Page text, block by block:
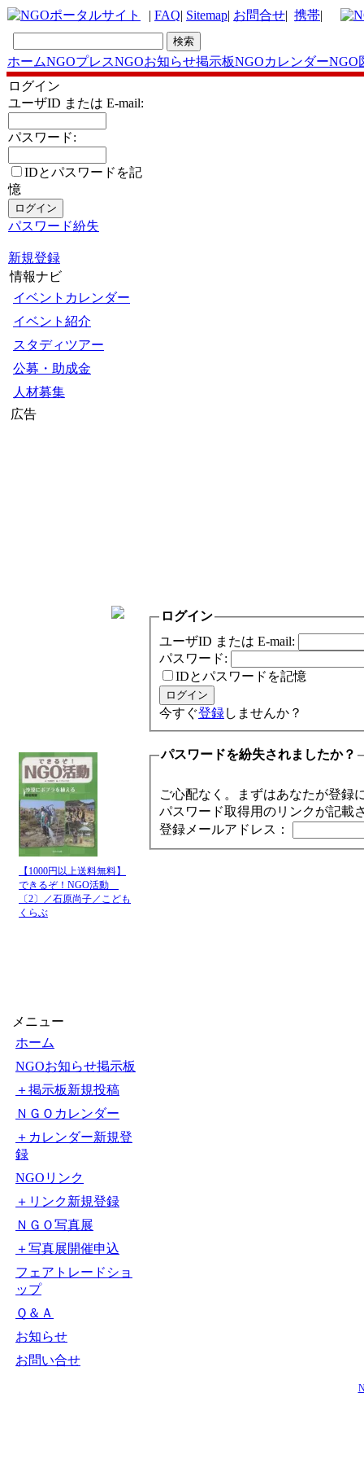
| FAQ| Sitemap| お問合せ| 携帯|
ホームNGOプレスNGOお知らせ掲示板NGOカレンダーNGO
ログイン
ユーザID または E-mail:
パスワード:
IDとパスワードを記
憶
パスワード紛失
新規登録
情報ナビ
イベントカレンダー
イベント紹介
スタディツアー
公募・助成金
人材募集
広告
【1000円以上送料無料】
できるぞ！NGO活動
〔2〕／石原尚子／こども
くらぶ
メニュー
ホーム
NGOお知らせ掲示板
＋掲示板新規投稿
ＮＧＯカレンダー
＋カレンダー新規登
録
NGOリンク
＋リンク新規登録
ＮＧＯ写真展
＋写真展開催申込
フェアトレードショ
ップ
Ｑ＆Ａ
お知らせ
お問い合せ
ログイン
ユーザID または E-mail:
パスワード:
IDとパスワードを記憶
今すぐ登録しませんか？
パスワードを紛失されましたか？
ご心配なく。まずはあなたが登録
パスワード取得用のリンクが記載
登録メールアドレス：